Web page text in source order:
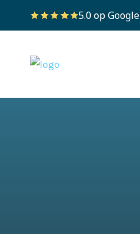
5.0 op Google